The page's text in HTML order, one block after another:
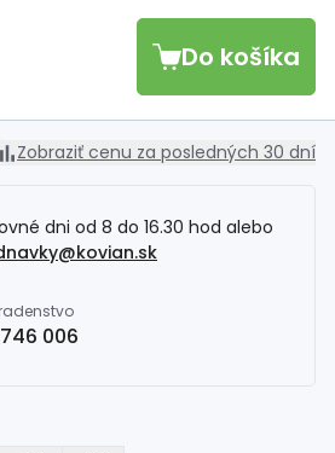
Do košíka
Zobraziť cenu za posledných 30 dní
dni od 8 do 16.30 hod alebo
006